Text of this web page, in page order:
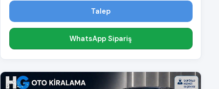
Talep
WhatsApp Sipariş